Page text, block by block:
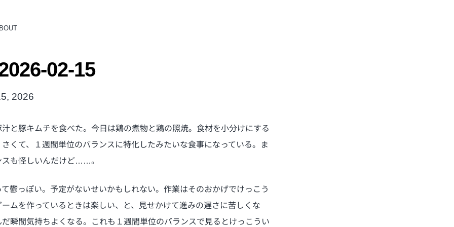
02-15
2026
と豚キムチを食べた。今日は鶏の煮物と鶏の照焼。食材を小分けにする
くて、１週間単位のバランスに特化したみたいな食事になっている。ま
スも怪しいんだけど……。
鬱っぽい。予定がないせいかもしれない。作業はそのおかげでけっこう
ムを作っているときは楽しい、と、見せかけて進みの遅さに苦しくな
瞬間気持ちよくなる。これも１週間単位のバランスで見るとけっこうい